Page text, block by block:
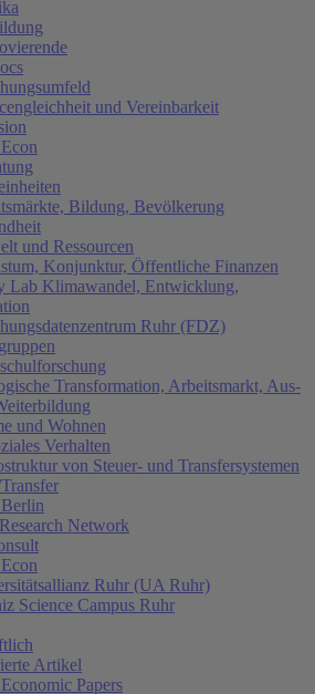
und Vereinbarkeit
Bildung, Bevölkerung
und Ressourcen
Konjunktur, Öffentliche Finanzen
Lab Klimawandel, Entwicklung,
Ruhr (FDZ)
Transformation, Arbeitsmarkt, Aus-
und Wohnen
Verhalten
von Steuer- und Transfersystemen
Network
Ruhr (UA Ruhr)
Science Campus Ruhr
Artikel
Papers